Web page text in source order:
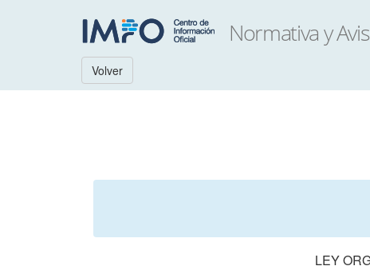
Volver
LEY